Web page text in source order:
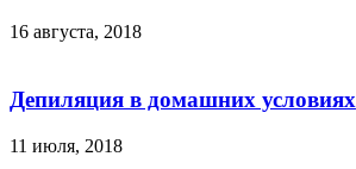
16 августа, 2018
Депиляция в домашних условиях
11 июля, 2018